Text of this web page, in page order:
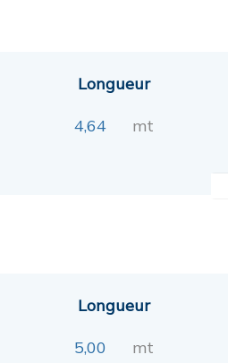
Longueur
4,64 mt
Longueur
5,00 mt